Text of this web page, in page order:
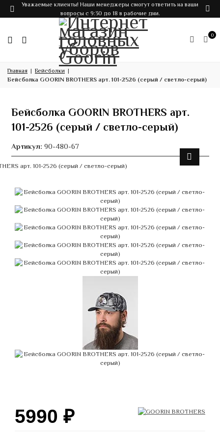
Уважаемые клиенты! Наши менеджеры смогут ответить на ваши
вопросы с 9:30 до 18 в рабочие дни.
0
Главная
Бейсболки
Бейсболка GOORIN BROTHERS арт. 101-2526 (серый / светло-серый)
Бейсболка GOORIN BROTHERS арт.
101-2526 (серый / светло-серый)
Артикул: 90-480-67
5990 ₽